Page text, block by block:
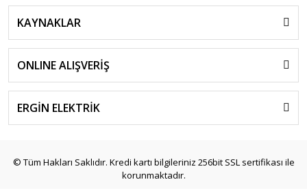
KAYNAKLAR
ONLINE ALIŞVERİŞ
ERGİN ELEKTRİK
© Tüm Hakları Saklıdır. Kredi kartı bilgileriniz 256bit SSL sertifikası ile
korunmaktadır.